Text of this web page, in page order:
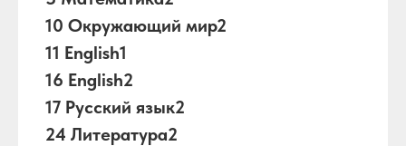
10 Окружающий мир2
11 English1
16 English2
17 Русский язык2
24 Литература2